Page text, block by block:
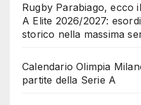
Rugby Parabiago, ecco
A Elite 2026/2027:
storico nella massima
Calendario Olimpia
partite della Serie A